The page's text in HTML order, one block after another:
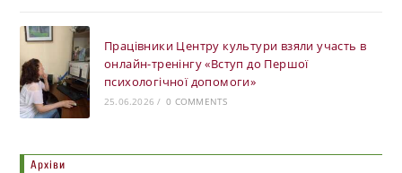
Працівники Центру культури взяли участь в
онлайн-тренінгу «Вступ до Першої
психологічної допомоги»
25.06.2026 / 0 COMMENTS
Архіви